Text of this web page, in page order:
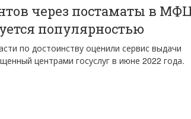
через постаматы в
популярностью
по достоинству оценили сервис выдачи
центрами госуслуг в июне 2022 года.